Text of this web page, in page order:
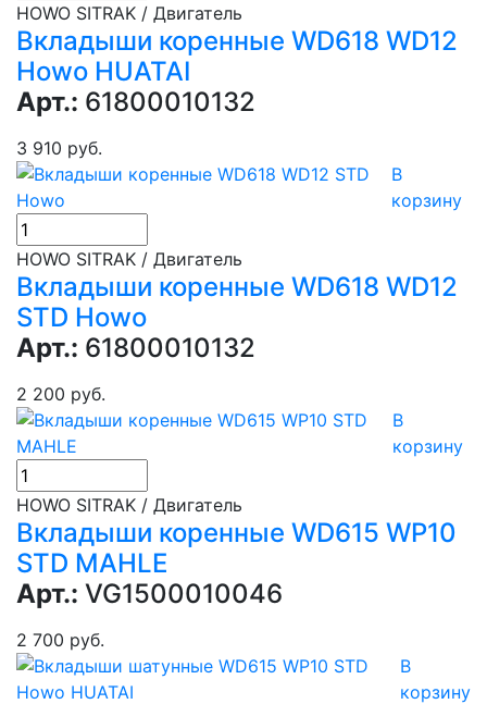
HOWO SITRAK / Двигатель
Вкладыши коренные WD618 WD12
Howo HUATAI
Арт.: 61800010132
3 910 руб.
В
корзину
HOWO SITRAK / Двигатель
Вкладыши коренные WD618 WD12
STD Howo
Арт.: 61800010132
2 200 руб.
В
корзину
HOWO SITRAK / Двигатель
Вкладыши коренные WD615 WP10
STD MAHLE
Арт.: VG1500010046
2 700 руб.
В
корзину